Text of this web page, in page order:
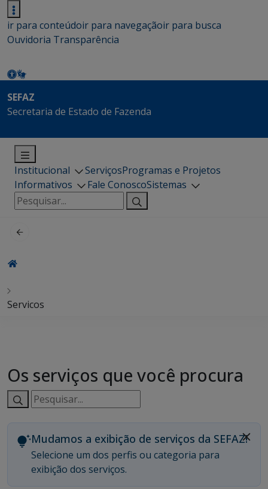
ir para conteúdoir para navegaçãoir para busca
Ouvidoria Transparência
SEFAZ
Secretaria de Estado de Fazenda
Institucional ServiçosProgramas e Projetos
Informativos
Fale ConoscoSistemas
Pesquisar
por:
Servicos
Os serviços que você procura
Pesquisar
serviços:
Mudamos a exibição de serviços da SEFAZ!
Selecione um dos perfis ou categoria para
exibição dos serviços.